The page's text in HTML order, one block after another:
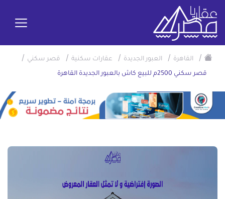
/ القاهرة / العبور الجديدة / عقارات سكنية / قصر سكني /
قصر سكني 2500م للبيع كاش بالعبور الجديدة القاهرة